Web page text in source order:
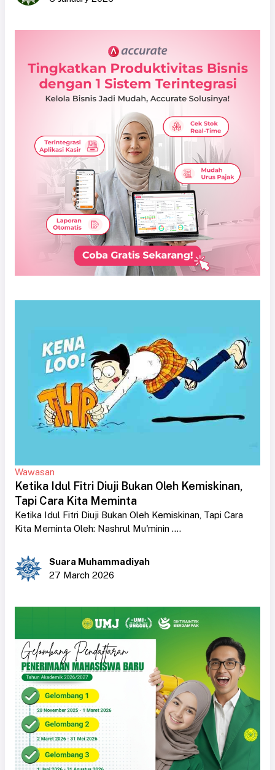
Wawasan
Ketika Idul Fitri Diuji Bukan Oleh Kemiskinan,
Tapi Cara Kita Meminta
Ketika Idul Fitri Diuji Bukan Oleh Kemiskinan, Tapi Cara
Kita Meminta Oleh: Nashrul Mu'minin ....
Suara Muhammadiyah
27 March 2026